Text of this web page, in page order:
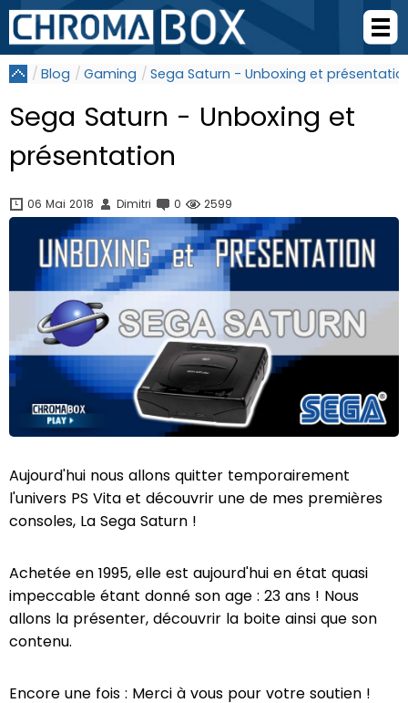
Blog Gaming Sega Saturn - Unboxing et
Sega Saturn - Unboxing et
présentation
06 Mai 2018 Dimitri 0 2599
Aujourd'hui nous allons quitter temporairement
l'univers PS Vita et découvrir une de mes premières
consoles, La Sega Saturn !
Achetée en 1995, elle est aujourd'hui en état quasi
impeccable étant donné son age : 23 ans ! Nous
allons la présenter, découvrir la boite ainsi que son
contenu.
Encore une fois : Merci à vous pour votre soutien !